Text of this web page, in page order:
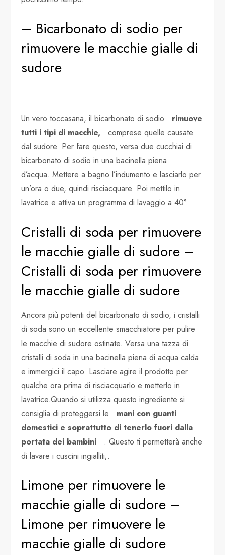
– Bicarbonato di sodio per
rimuovere le macchie gialle di
sudore
Un vero toccasana, il bicarbonato di sodio rimuove
tutti i tipi di macchie, comprese quelle causate
dal sudore. Per fare questo, versa due cucchiai di
bicarbonato di sodio in una bacinella piena
d’acqua. Mettere a bagno l’indumento e lasciarlo per
un’ora o due, quindi risciacquare. Poi mettilo in
lavatrice e attiva un programma di lavaggio a 40°.
Cristalli di soda per rimuovere
le macchie gialle di sudore –
Cristalli di soda per rimuovere
le macchie gialle di sudore
Ancora più potenti del bicarbonato di sodio, i cristalli
di soda sono un eccellente smacchiatore per pulire
le macchie di sudore ostinate. Versa una tazza di
cristalli di soda in una bacinella piena di acqua calda
e immergici il capo. Lasciare agire il prodotto per
qualche ora prima di risciacquarlo e metterlo in
lavatrice.Quando si utilizza questo ingrediente si
consiglia di proteggersi le mani con guanti
domestici e soprattutto di tenerlo fuori dalla
portata dei bambini . Questo ti permetterà anche
di lavare i cuscini ingialliti;.
Limone per rimuovere le
macchie gialle di sudore –
Limone per rimuovere le
macchie gialle di sudore